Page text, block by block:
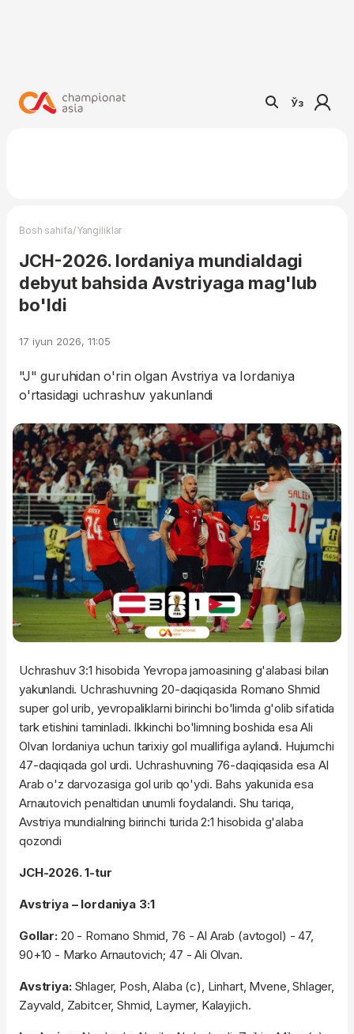
Ўз
Bosh sahifa/Yangiliklar
JCH-2026. Iordaniya mundialdagi
debyut bahsida Avstriyaga mag'lub
bo'ldi
17 iyun 2026, 11:05
"J" guruhidan o'rin olgan Avstriya va Iordaniya
o'rtasidagi uchrashuv yakunlandi
Uchrashuv 3:1 hisobida Yevropa jamoasining g'alabasi bilan
yakunlandi. Uchrashuvning 20-daqiqasida Romano Shmid
super gol urib, yevropaliklarni birinchi bo'limda g'olib sifatida
tark etishini taminladi. Ikkinchi bo'limning boshida esa Ali
Olvan Iordaniya uchun tarixiy gol muallifiga aylandi. Hujumchi
47-daqiqada gol urdi. Uchrashuvning 76-daqiqasida esa Al
Arab o'z darvozasiga gol urib qo'ydi. Bahs yakunida esa
Arnautovich penaltidan unumli foydalandi. Shu tariqa,
Avstriya mundialning birinchi turida 2:1 hisobida g'alaba
qozondi
JCH-2026. 1-tur
Avstriya – Iordaniya 3:1
Gollar: 20 - Romano Shmid, 76 - Al Arab (avtogol) - 47,
90+10 - Marko Arnautovich; 47 - Ali Olvan.
Avstriya: Shlager, Posh, Alaba (c), Linhart, Mvene, Shlager,
Zayvald, Zabitcer, Shmid, Laymer, Kalayjich.